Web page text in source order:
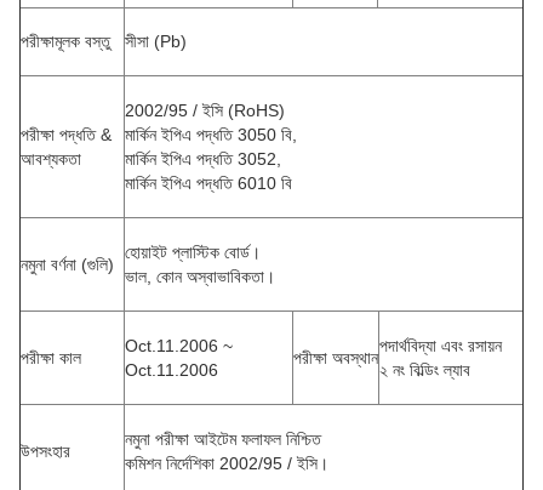
পরীক্ষামূলক বস্তু সীসা (Pb)
পরীক্ষা পদ্ধতি &
আবশ্যকতা
2002/95 / ইসি (RoHS)
মার্কিন ইপিএ পদ্ধতি 3050 বি,
মার্কিন ইপিএ পদ্ধতি 3052,
মার্কিন ইপিএ পদ্ধতি 6010 বি
নমুনা বর্ণনা (গুলি)
হোয়াইট প্লাস্টিক বোর্ড।
ভাল, কোন অস্বাভাবিকতা।
পরীক্ষা কাল
Oct.11.2006 ~
Oct.11.2006
পরীক্ষা অবস্থান
পদার্থবিদ্যা এবং রসায়ন
২ নং বিল্ডিং ল্যাব
উপসংহার
নমুনা পরীক্ষা আইটেম ফলাফল নিশ্চিত
কমিশন নির্দেশিকা 2002/95 / ইসি।